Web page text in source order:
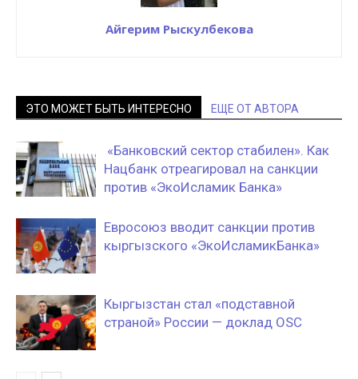
Айгерим Рыскулбекова
ЭТО МОЖЕТ БЫТЬ ИНТЕРЕСНО ЕЩЕ ОТ АВТОРА
«Банковский сектор стабилен». Как
Нацбанк отреагировал на санкции
против «ЭкоИсламик Банка»
Евросоюз вводит санкции против
кыргызского «ЭкоИсламикБанка»
Кыргызстан стал «подставной
страной» России — доклад OSC